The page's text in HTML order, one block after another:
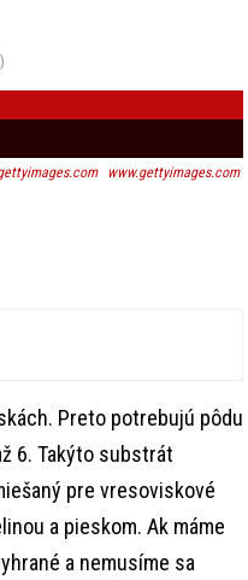
)
www.gettyimages.com
Preto potrebujú pôdu
6. Takýto substrát
pre vresoviskové
a pieskom. Ak máme
a nemusíme sa